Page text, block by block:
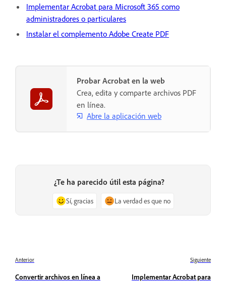
Implementar Acrobat para Microsoft 365 como
administradores o particulares
Instalar el complemento Adobe Create PDF
Probar Acrobat en la web
Crea, edita y comparte archivos PDF
en línea.
Abre la aplicación web
¿Te ha parecido útil esta página?
Sí, gracias La verdad es que no
Anterior
Convertir archivos en línea a
Siguiente
Implementar Acrobat para